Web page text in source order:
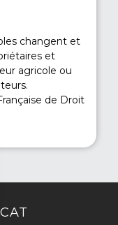
changent et
et
agricole ou
de Droit